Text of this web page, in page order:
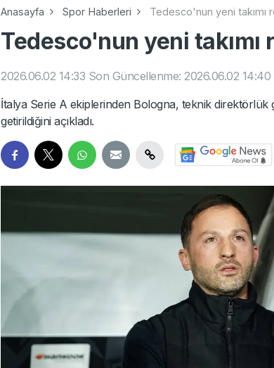
Anasayfa Spor Haberleri Tedesco'nun yeni takımı
Tedesco'nun yeni takımı
2026.06.02 14:33 Son Güncellenme: 2026.06.02 14:40
İtalya Serie A ekiplerinden Bologna, teknik
getirildiğini açıkladı.